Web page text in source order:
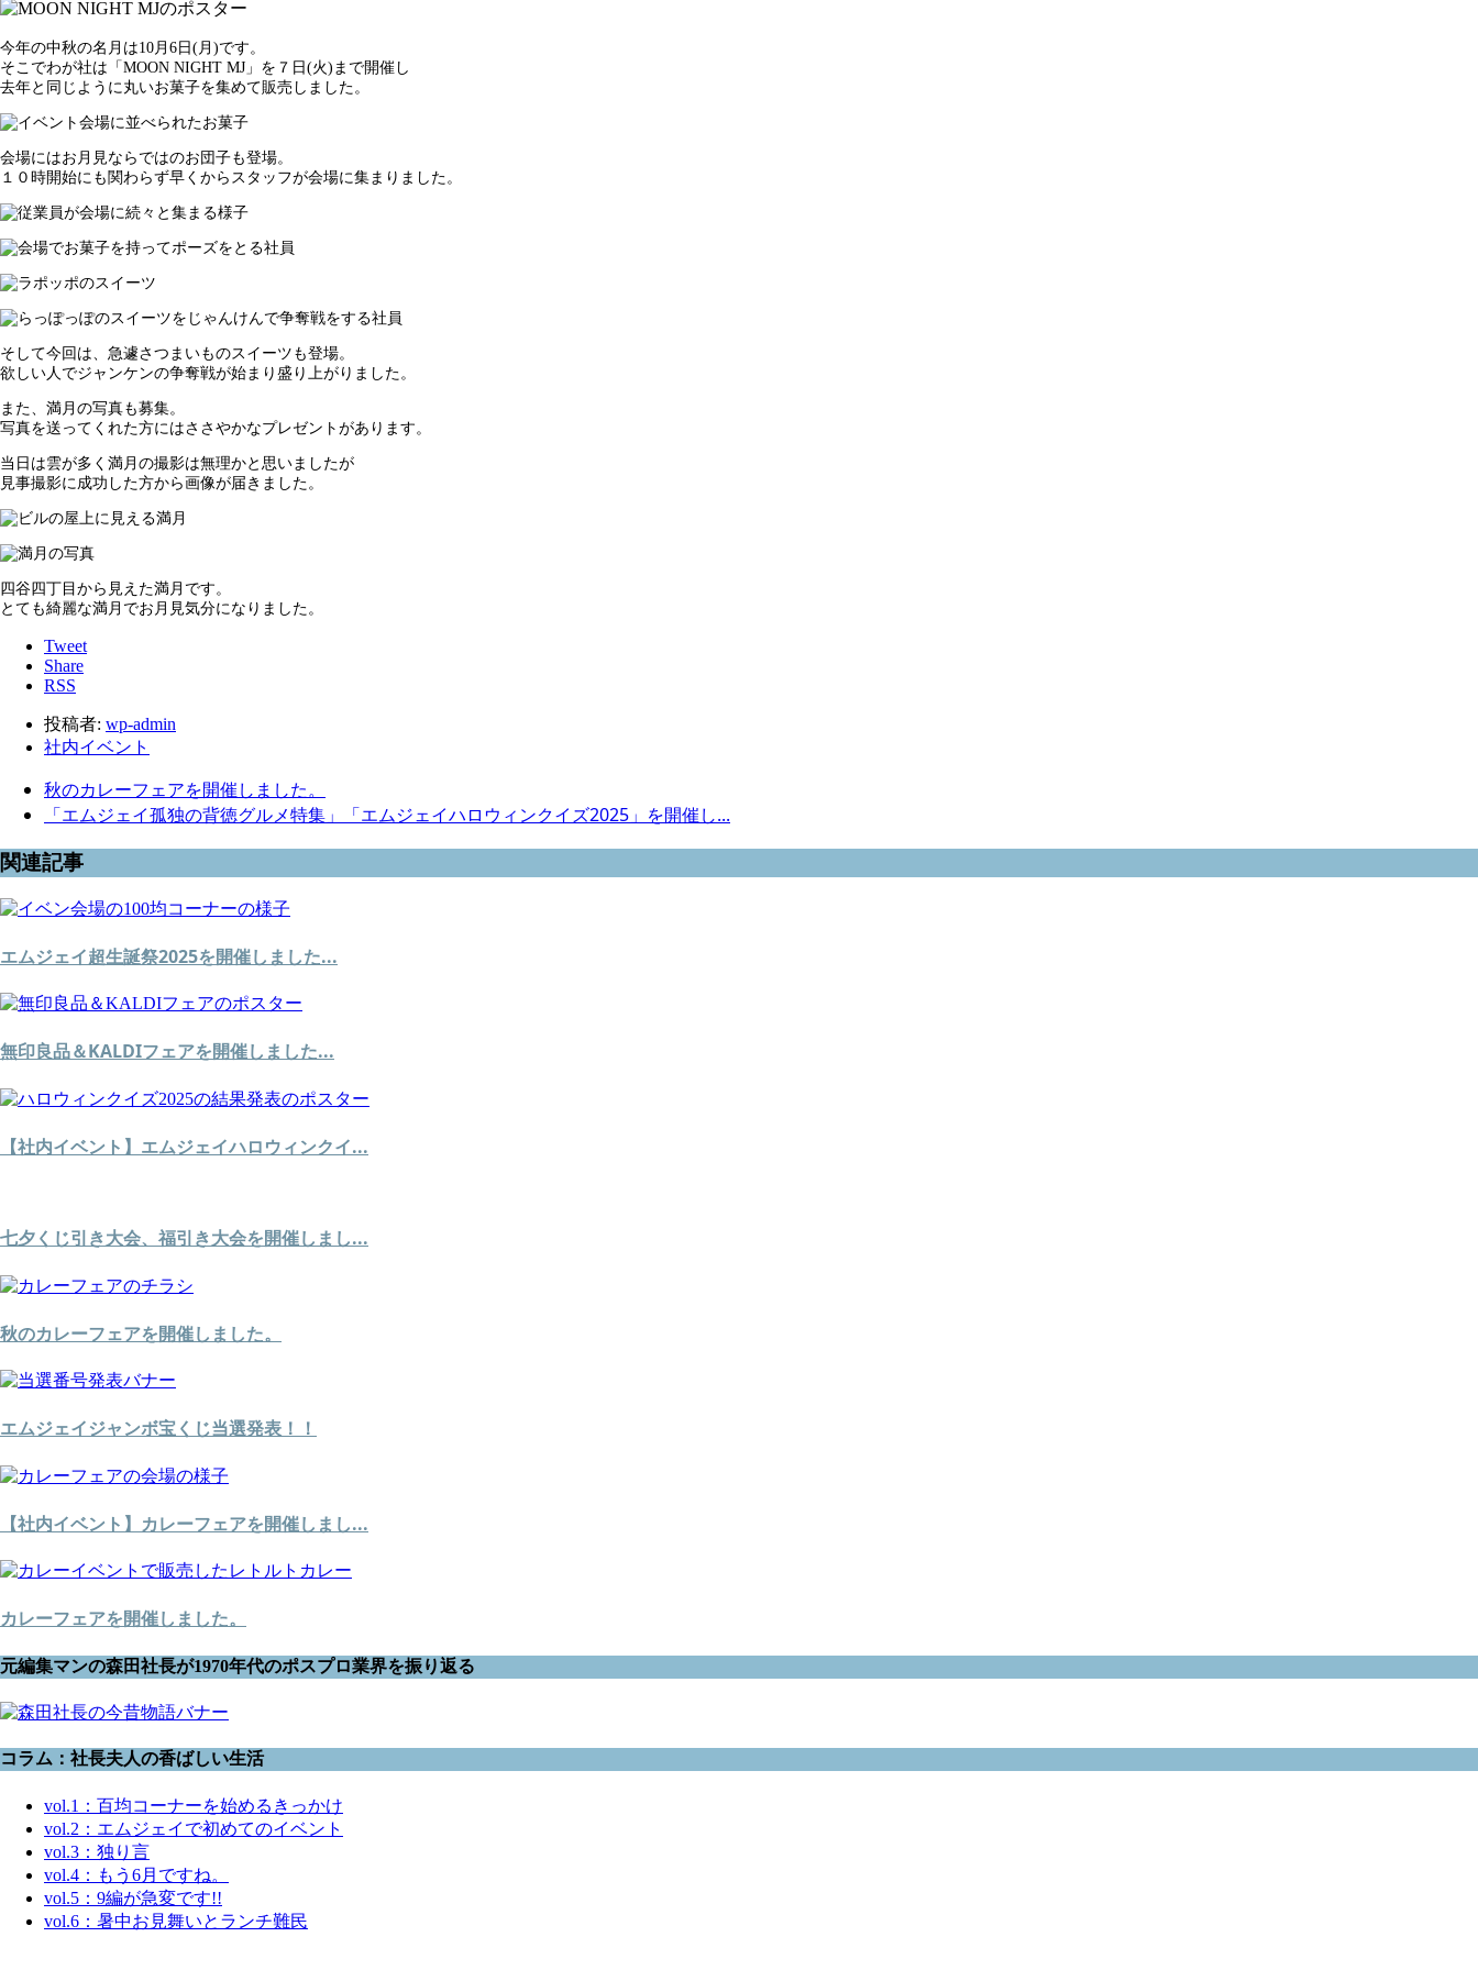
今年の中秋の名月は10月6日(月)です。
そこでわが社は「MOON NIGHT MJ」を７日(火)まで開催し
去年と同じように丸いお菓子を集めて販売しました。
会場にはお月見ならではのお団子も登場。
１０時開始にも関わらず早くからスタッフが会場に集まりました。
そして今回は、急遽さつまいものスイーツも登場。
欲しい人でジャンケンの争奪戦が始まり盛り上がりました。
また、満月の写真も募集。
写真を送ってくれた方にはささやかなプレゼントがあります。
当日は雲が多く満月の撮影は無理かと思いましたが
見事撮影に成功した方から画像が届きました。
四谷四丁目から見えた満月です。
とても綺麗な満月でお月見気分になりました。
Tweet
Share
RSS
投稿者: wp-admin
社内イベント
秋のカレーフェアを開催しました。
「エムジェイ孤独の背徳グルメ特集」「エムジェイハロウィンクイズ2025」を開催し...
関連記事
エムジェイ超生誕祭2025を開催しました...
無印良品＆KALDIフェアを開催しました...
【社内イベント】エムジェイハロウィンクイ...
七夕くじ引き大会、福引き大会を開催しまし...
秋のカレーフェアを開催しました。
エムジェイジャンボ宝くじ当選発表！！
【社内イベント】カレーフェアを開催しまし...
カレーフェアを開催しました。
元編集マンの森田社長が1970年代のポスプロ業界を振り返る
コラム：社長夫人の香ばしい生活
vol.1：百均コーナーを始めるきっかけ
vol.2：エムジェイで初めてのイベント
vol.3：独り言
vol.4：もう6月ですね。
vol.5：9編が急変です!!
vol.6：暑中お見舞いとランチ難民